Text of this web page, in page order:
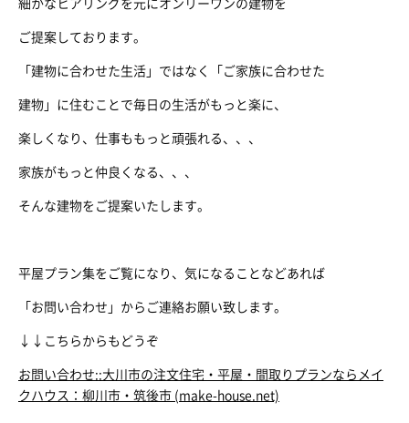
細かなヒアリングを元にオンリーワンの建物を
ご提案しております。
「建物に合わせた生活」ではなく「ご家族に合わせた
建物」に住むことで毎日の生活がもっと楽に、
楽しくなり、仕事ももっと頑張れる、、、
家族がもっと仲良くなる、、、
そんな建物をご提案いたします。
平屋プラン集をご覧になり、気になることなどあれば
「お問い合わせ」からご連絡お願い致します。
↓↓こちらからもどうぞ
お問い合わせ::大川市の注文住宅・平屋・間取りプランならメイ
クハウス：柳川市・筑後市 (make-house.net)